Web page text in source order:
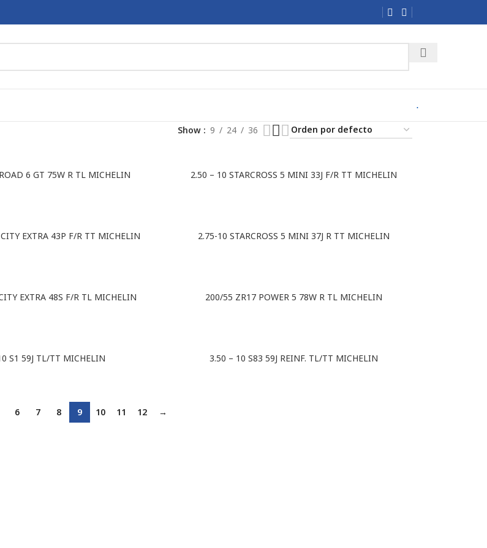
.
Show 9 24 36
6 GT 75W R TL MICHELIN 2.50 – 10 STARCROSS 5 MINI 33J F/R TT MICHELIN
EXTRA 43P F/R TT MICHELIN 2.75-10 STARCROSS 5 MINI 37J R TT MICHELIN
EXTRA 48S F/R TL MICHELIN 200/55 ZR17 POWER 5 78W R TL MICHELIN
S1 59J TL/TT MICHELIN 3.50 – 10 S83 59J REINF. TL/TT MICHELIN
6 7 8 9 10 11 12 →